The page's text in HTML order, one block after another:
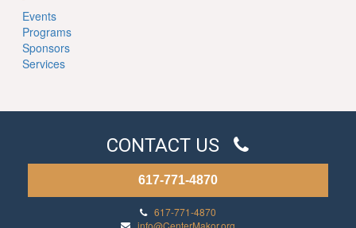
Events
Programs
Sponsors
Services
CONTACT US
617-771-4870
617-771-4870
info@CenterMakor.org